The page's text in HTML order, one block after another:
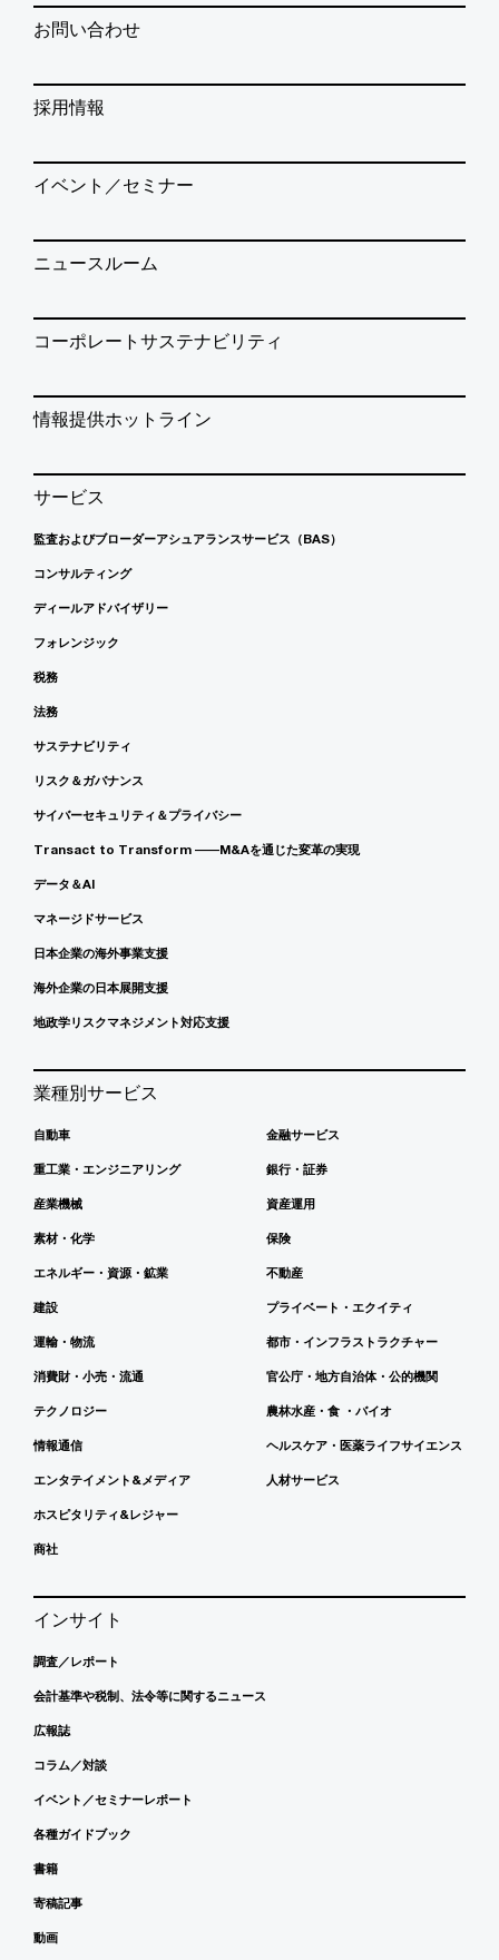
お問い合わせ
採用情報
イベント／セミナー
ニュースルーム
コーポレートサステナビリティ
情報提供ホットライン
サービス
監査およびブローダーアシュアランスサービス（BAS）
コンサルティング
ディールアドバイザリー
フォレンジック
税務
法務
サステナビリティ
リスク＆ガバナンス
サイバーセキュリティ＆プライバシー
Transact to Transform ――M&Aを通じた変革の実現
データ＆AI
マネージドサービス
日本企業の海外事業支援
海外企業の日本展開支援
地政学リスクマネジメント対応支援
業種別サービス
自動車
重工業・エンジニアリング
産業機械
素材・化学
エネルギー・資源・鉱業
建設
運輸・物流
消費財・小売・流通
テクノロジー
情報通信
エンタテイメント&メディア
ホスピタリティ&レジャー
商社
金融サービス
銀行・証券
資産運用
保険
不動産
プライベート・エクイティ
都市・インフラストラクチャー
官公庁・地方自治体・公的機関
農林水産・食 ・バイオ
ヘルスケア・医薬ライフサイエンス
人材サービス
インサイト
調査／レポート
会計基準や税制、法令等に関するニュース
広報誌
コラム／対談
イベント／セミナーレポート
各種ガイドブック
書籍
寄稿記事
動画